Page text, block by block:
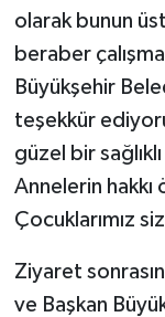
olarak bunun
beraber
Büyükşehir
teşekkür
güzel bir
Annelerin
Çocuklarımız
Ziyaret
ve Başkan